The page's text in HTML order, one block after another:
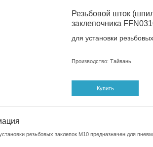
Резьбовой шток
заклепочника
для установки
Производство: Тайвань
Купить
резьбовых заклепок М10 предназначен для